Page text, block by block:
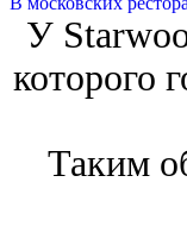
У
которого
Таким